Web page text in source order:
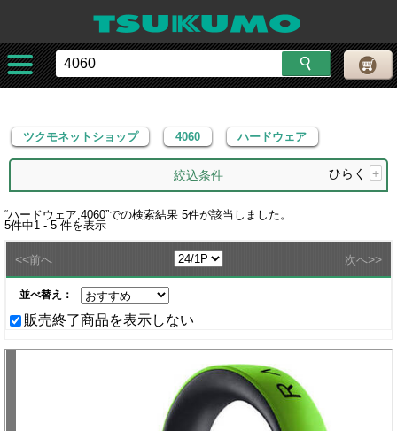
ツクモネットショップ
ツクモネットショップ 4060 ハードウェア
絞込条件 ひらく +
“ハードウェア,4060”での検索結果 5件が該当しました。
5件中1 - 5 件を表示
<<前へ 次へ>>
並べ替え：
販売終了商品を表示しない